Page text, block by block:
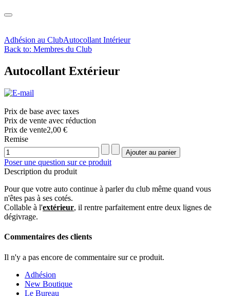
Adhésion au ClubAutocollant Intérieur
Back to: Membres du Club
Autocollant Extérieur
Prix de base avec taxes
Prix de vente avec réduction
Prix ​​de vente2,00 €
Remise
Poser une question sur ce produit
Description du produit
Pour que votre auto continue à parler du club même quand vous
n'êtes pas à ses cotés.
Collable à l'extérieur, il rentre parfaitement entre deux lignes de
dégivrage.
Commentaires des clients
Il n'y a pas encore de commentaire sur ce produit.
Adhésion
New Boutique
Le Bureau